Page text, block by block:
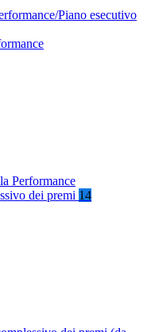
Piano esecutivo
Performance
dei premi 14